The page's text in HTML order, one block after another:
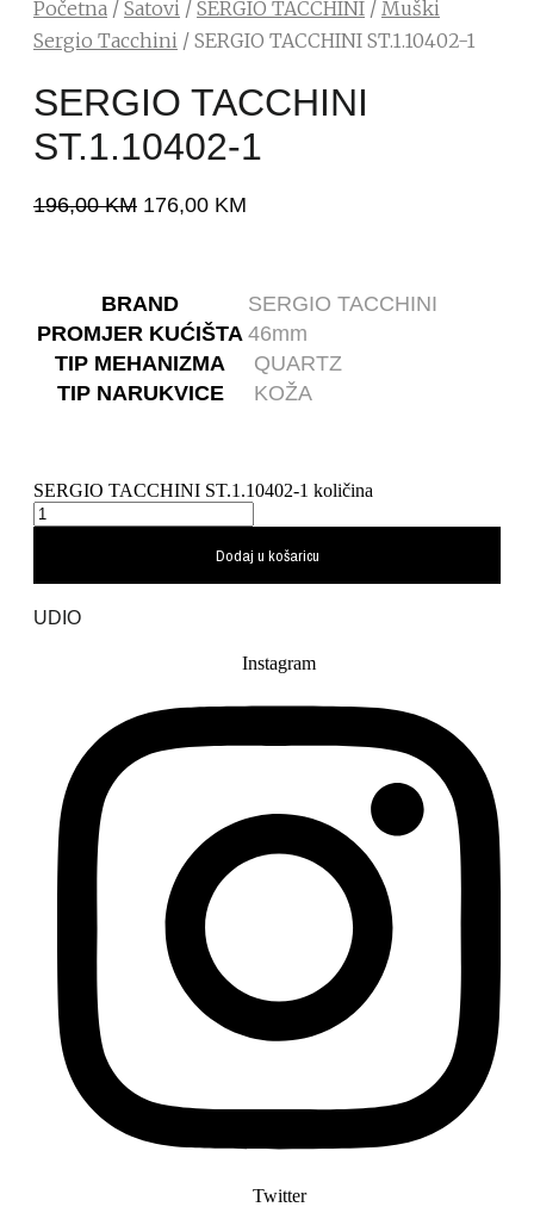
Početna / Satovi / SERGIO TACCHINI / Muški
Sergio Tacchini / SERGIO TACCHINI ST.1.10402-1
SERGIO TACCHINI
ST.1.10402-1
196,00KM 176,00 KM
BRAND
SERGIO TACCHINI
PROMJER KUĆIŠTA 46mm
TIP MEHANIZMA
QUARTZ
TIP NARUKVICE
KOŽA
SERGIO TACCHINI ST.1.10402-1 količina
Dodaj u košaricu
UDIO
Instagram
Twitter